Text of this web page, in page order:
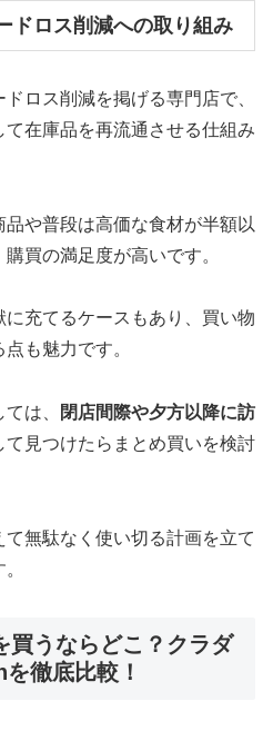
ドロス削減への取り組み
ロス削減を掲げる専門店で、
て在庫品を再流通させる仕組み
や普段は高価な食材が半額以
買の満足度が高いです。
充てるケースもあり、買い物
も魅力です。
は、
閉店間際や夕方以降に訪
て見つけたらまとめ買いを検討
無駄なく使い切る計画を立て
買うならどこ？クラダ
徹底比較！